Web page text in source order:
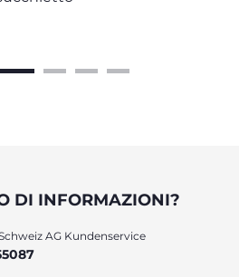
DI INFORMAZIONI?
AG Kundenservice